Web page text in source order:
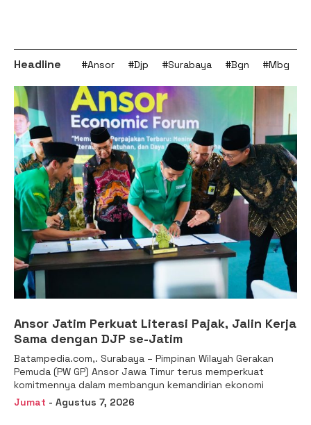
Headline #Ansor #Djp #Surabaya #Bgn #Mbg
Ansor Jatim Perkuat Literasi Pajak, Jalin Kerja
Sama dengan DJP se-Jatim
Batampedia.com,. Surabaya – Pimpinan Wilayah Gerakan
Pemuda (PW GP) Ansor Jawa Timur terus memperkuat
komitmennya dalam membangun kemandirian ekonomi
Jumat - Agustus 7, 2026